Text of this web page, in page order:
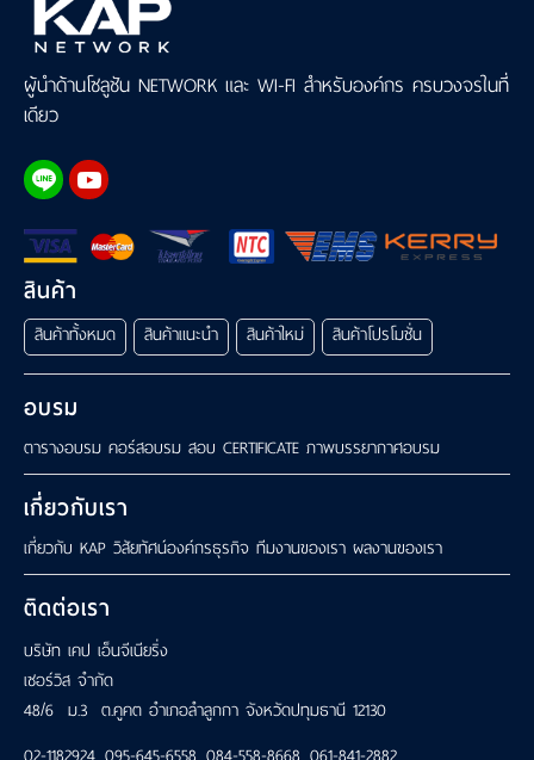
ผู้นำด้านโซลูชัน NETWORK และ WI-FI สำหรับองค์กร ครบวงจรในที่
เดียว
สินค้า
สินค้าทั้งหมด สินค้าแนะนำ สินค้าใหม่ สินค้าโปรโมชั่น
อบรม
ตารางอบรม คอร์สอบรม สอบ CERTIFICATE ภาพบรรยากาศอบรม
เกี่ยวกับเรา
เกี่ยวกับ KAP วิสัยทัศน์องค์กรธุรกิจ ทีมงานของเรา ผลงานของเรา
ติดต่อเรา
บริษัท เคป เอ็นจีเนียริ่ง
เซอร์วิส จำกัด
48/6 ม.3 ต.คูคต อำเภอลำลูกกา จังหวัดปทุมธานี 12130